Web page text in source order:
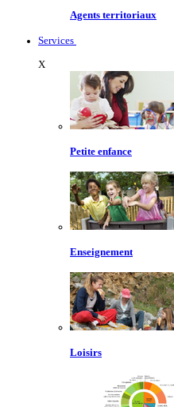
Agents territoriaux
Services
X
Petite enfance
Enseignement
Loisirs